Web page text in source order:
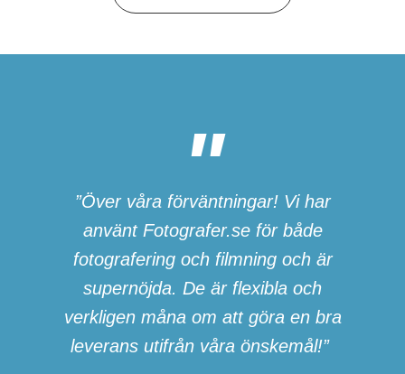
”Över våra förväntningar! Vi har
använt Fotografer.se för både
fotografering och filmning och är
supernöjda. De är flexibla och
verkligen måna om att göra en bra
leverans utifrån våra önskemål!”